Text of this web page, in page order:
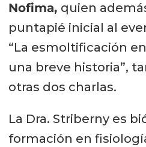
Nofima, quien
puntapié inicial al
“La esmoltificación
una breve historia”,
otras dos charlas.
La Dra. Striberny es
formación en